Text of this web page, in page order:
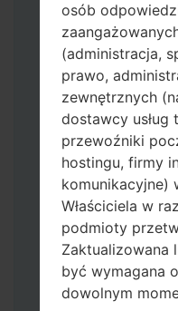
Pobierz na
wersjęOdin 3.
Powinieneś
wybierz tutaj)
wybierz tutaj):
AP: "System &
CP: "Modem &
CSC_***:
Operator"
Dodaj wszystkie
Jeśli chcesz
osób
(administracja,
prawo,
zewnętrznych
dostawcy usług
przewoźniki
hostingu, firmy
komunikacyjne)
Właściciela w
podmioty
Zaktualizowana
być wymagana
dowolnym